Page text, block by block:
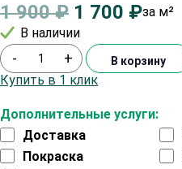
1 900₽ 1 700 ₽за м²
В наличии
Дополнительные услуги:
Доставка
Покраска
- + В корзину
Купить в 1 клик